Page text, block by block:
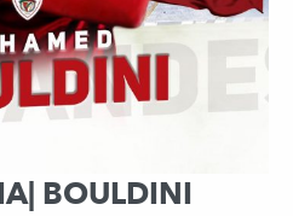
BOULDINI